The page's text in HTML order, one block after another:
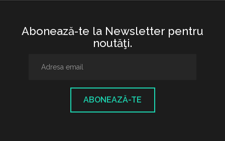
Abonează-te la Newsletter pentru
noutăţi.
ABONEAZĂ-TE